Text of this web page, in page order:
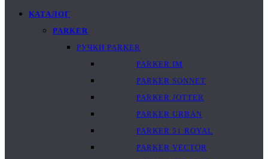
КАТАЛОГ
PARKER
РУЧКИ PARKER
PARKER IM
PARKER SONNET
PARKER JOTTER
PARKER URBAN
PARKER 51 ROYAL
PARKER VECTOR